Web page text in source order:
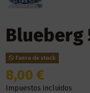
Blueberg
Fuera de stock
8,00 €
Impuestos incluidos